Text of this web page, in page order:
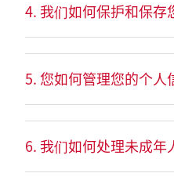
4. 我们如何保护和保存
5. 您如何管理您的个人
6. 我们如何处理未成年